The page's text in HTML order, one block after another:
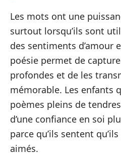
Les mots ont une
surtout lorsqu’ils sont
des sentiments d’amour
poésie permet de
profondes et de les
mémorable. Les enfants
poèmes pleins de
d’une confiance en soi
parce qu’ils sentent
aimés.